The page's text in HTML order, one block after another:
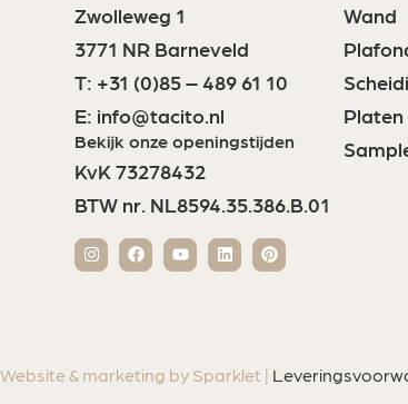
Zwolleweg 1
3771 NR Barneveld
T: +31 (0)85 – 489 61 10
E: info@tacito.nl
Bekijk onze openingstijden
KvK 73278432
BTW nr. NL8594.35.386.B.01
Wand
Platen
Website & marketing by Sparklet |